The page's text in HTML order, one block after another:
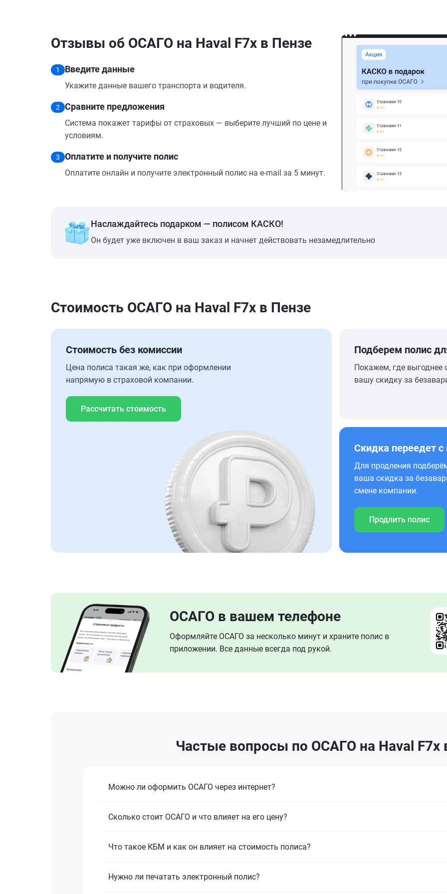
Отзывы об ОСАГО на Haval F7x в Пензе
1 Введите данные
Укажите данные вашего транспорта и водителя.
2 Сравните предложения
Система покажет тарифы от страховых — выберите лучший по цене и
условиям.
3 Оплатите и получите полис
Оплатите онлайн и получите электронный полис на e-mail за 5 минут.
Наслаждайтесь подарком — полисом КАСКО!
Он будет уже включен в ваш заказ и начнет действовать незамедлительно
Стоимость ОСАГО на Haval F7x в Пензе
Стоимость без комиссии
Цена полиса такая же, как при оформлении
напрямую в страховой компании.
Рассчитать стоимость
Подберем полис
Покажем, где выгоднее
вашу скидку за
Скидка переедет с
Для продления
ваша скидка за
смене компании.
Продлить полис
ОСАГО в вашем телефоне
Оформляйте ОСАГО за несколько минут и храните полис в
приложении. Все данные всегда под рукой.
Частые вопросы по ОСАГО на Haval F7x
Можно ли оформить ОСАГО через интернет?
Сколько стоит ОСАГО и что влияет на его цену?
Что такое КБМ и как он влияет на стоимость полиса?
Нужно ли печатать электронный полис?